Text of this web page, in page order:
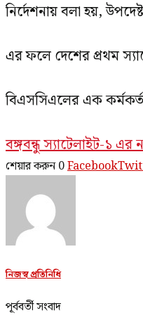
নির্দেশনায় বলা হয়,
এর ফলে দেশের প্রথম
বিএসসিএলের এক
বঙ্গবন্ধু স্যাটেলাইট-১ এর
শেয়ার করুন 0Facebook
নিজস্ব প্রতিনিধি
পূর্ববর্তী সংবাদ